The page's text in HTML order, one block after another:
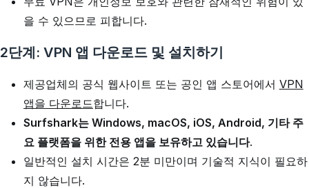
을 수 있으므로 피합니다.
2단계: VPN 앱 다운로드 및 설치하기
제공업체의 공식 웹사이트 또는 공인 앱 스토어에서 VPN
앱을 다운로드합니다.
Surfshark는 Windows, macOS, iOS, Android, 기타 주
요 플랫폼을 위한 전용 앱을 보유하고 있습니다.
일반적인 설치 시간은 2분 미만이며 기술적 지식이 필요하
지 않습니다.